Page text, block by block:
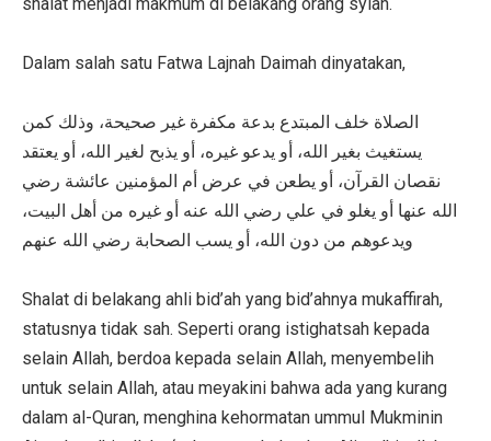
Dalam salah satu Fatwa Lajnah Daimah dinyatakan,
الصلاة خلف المبتدع بدعة مكفرة غير صحيحة، وذلك كمن
يستغيث بغير الله، أو يدعو غيره، أو يذبح لغير الله، أو يعتقد
نقصان القرآن، أو يطعن في عرض أم المؤمنين عائشة رضي
الله عنها أو يغلو في علي رضي الله عنه أو غيره من أهل البيت،
ويدعوهم من دون الله، أو يسب الصحابة رضي الله عنهم
Shalat di belakang ahli bid’ah yang bid’ahnya mukaffirah,
statusnya tidak sah. Seperti orang istighatsah kepada
selain Allah, berdoa kepada selain Allah, menyembelih
untuk selain Allah, atau meyakini bahwa ada yang kurang
dalam al-Quran, menghina kehormatan ummul Mukminin